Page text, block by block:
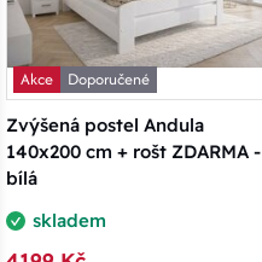
Akce
Doporučené
Zvýšená postel Andula
140x200 cm + rošt ZDARMA -
bílá
skladem